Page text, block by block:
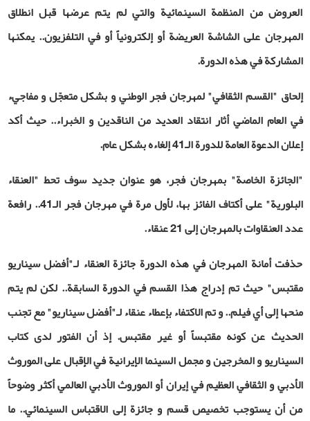
العروض من المنظمة السينمائية والتي لم يتم عرضها قبل انطلاق
المهرجان على الشاشة العريضة أو إلكترونياً أو في التلفزيون.. يمكنها
المشاركة في هذه الدورة.
إلحاق "القسم الثقافي" لمهرجان فجر الوطني و بشكل متعجّل و مفاجيء
في العام الماضي أثار انتقاد العديد من الناقدين و الخبراء.. حيث أكد
إعلان الدعوة العامة للدورة الـ41 إلغاءه بشكل عام.
"الجائزة الخاصة" بمهرجان فجر، هو عنوان جديد سوف تحط "العنقاء
البلورية" على أكتاف الفائز بها، لأول مرة في مهرجان فجر الـ41.. رافعة
عدد العنقاوات بالمهرجان إلى 21 عنقاء.
حذفت أمانة المهرجان في هذه الدورة جائزة العنقاء لـ"أفضل سيناريو
مقتبس" حيث تم إدراج هذا القسم في الدورة السابقة.. لكن لم يتم
منحها إلى أي فيلم.. و تم الاكتفاء بإعطاء عنقاء لـ"أفضل سيناريو" مع تجنب
الحديث عن كونه مقتبساً أو غير مقتبس. إذ أن الفتور لدى كتاب
السيناريو و المخرجين و مجمل السينما الإيرانية في الإقبال على الموروث
الأدبي و الثقافي العظيم في إيران أو الموروث الأدبي العالمي أكثر وضوحاً
من أن يستوجب تخصيص قسم و جائزة إلى الاقتباس السينمائي.. ما